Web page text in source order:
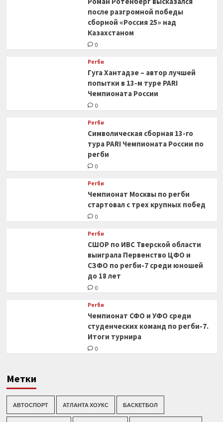
после разгромной победы
сборной «Россия 25» над
Казахстаном
0
Регби
Гуга Хантадзе – автор лучшей
попытки в 13-м туре PARI
Чемпионата России
0
Регби
Символическая сборная 13-го
тура PARI Чемпионата России по
регби
0
Регби
Чемпионат Москвы по регби
стартовал с трех крупных побед
0
Регби
СШОР по ИВС Тверской области
выиграла Первенство ЦФО и
СЗФО по регби-7 среди юношей
до 18 лет
0
Регби
Чемпионат СФО и УФО среди
студенческих команд по регби-7.
Итоги турнира
0
Метки
АВТОСПОРТ АТЛАНТА ХОУКС БАСКЕТБОЛ